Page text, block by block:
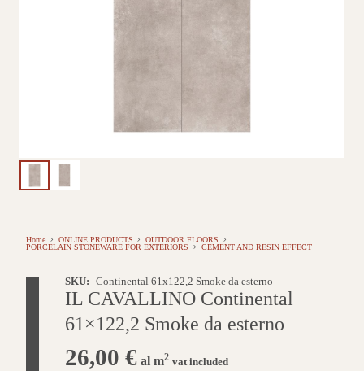
Home ONLINE PRODUCTS
OUTDOOR FLOORS
PORCELAIN STONEWARE FOR EXTERIORS
CEMENT AND RESIN EFFECT
SKU: Continental 61x122,2 Smoke da esterno
IL CAVALLINO Continental
61×122,2 Smoke da esterno
26,00 € al m2 vat included